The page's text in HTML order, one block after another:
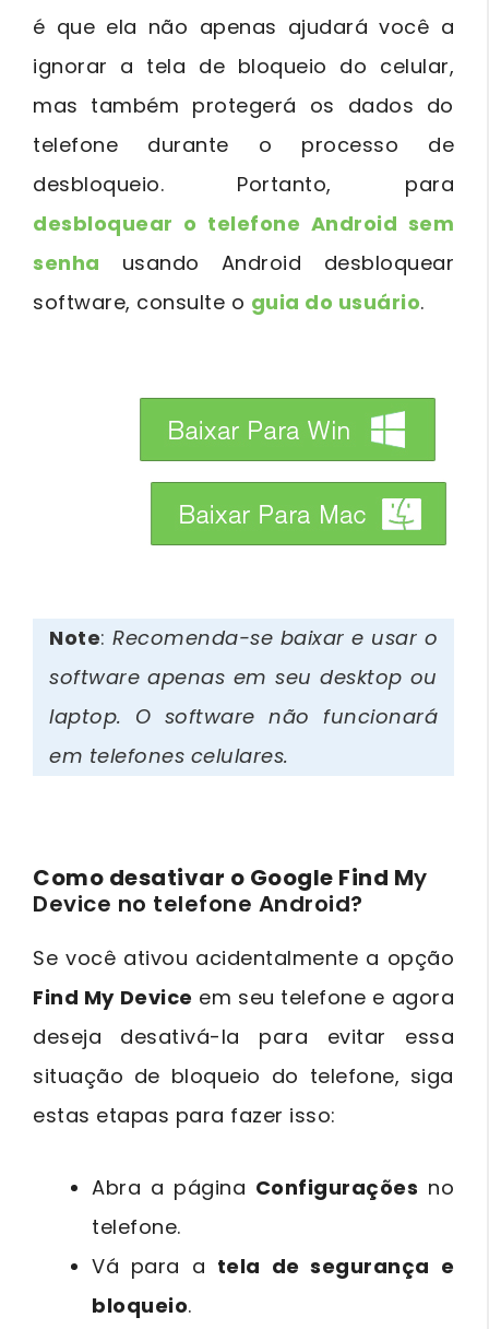
é que ela não apenas ajudará você a
ignorar a tela de bloqueio do celular,
mas também protegerá os dados do
telefone durante o processo de
desbloqueio. Portanto, para
desbloquear o telefone Android sem
senha usando Android desbloquear
software, consulte o guia do usuário.
Note: Recomenda-se baixar e usar o
software apenas em seu desktop ou
laptop. O software não funcionará
em telefones celulares.
Como desativar o Google Find My
Device no telefone Android?
Se você ativou acidentalmente a opção
Find My Device em seu telefone e agora
deseja desativá-la para evitar essa
situação de bloqueio do telefone, siga
estas etapas para fazer isso:
Abra a página Configurações no
telefone.
Vá para a tela de segurança e
bloqueio.